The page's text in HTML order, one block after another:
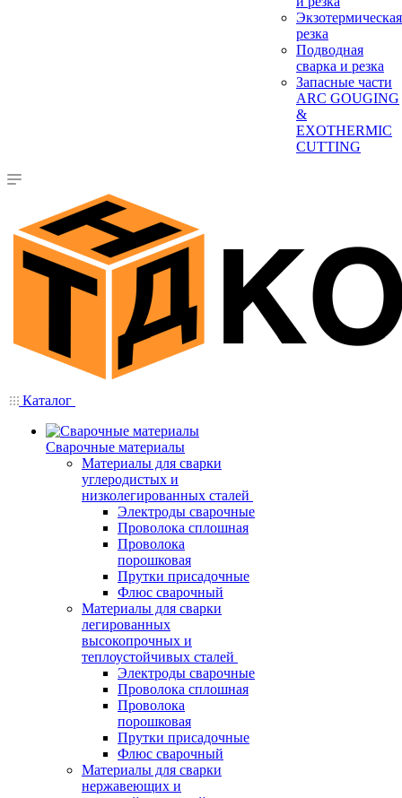
Экзотермическая
резка
Подводная
сварка и резка
Запасные части
ARC GOUGING
&
EXOTHERMIC
CUTTING
Каталог
Сварочные материалы
Материалы для сварки
углеродистых и
низколегированных сталей
Электроды сварочные
Проволока сплошная
Проволока
порошковая
Прутки присадочные
Флюс сварочный
Материалы для сварки
легированных
высокопрочных и
теплоустойчивых сталей
Электроды сварочные
Проволока сплошная
Проволока
порошковая
Прутки присадочные
Флюс сварочный
Материалы для сварки
нержавеющих и